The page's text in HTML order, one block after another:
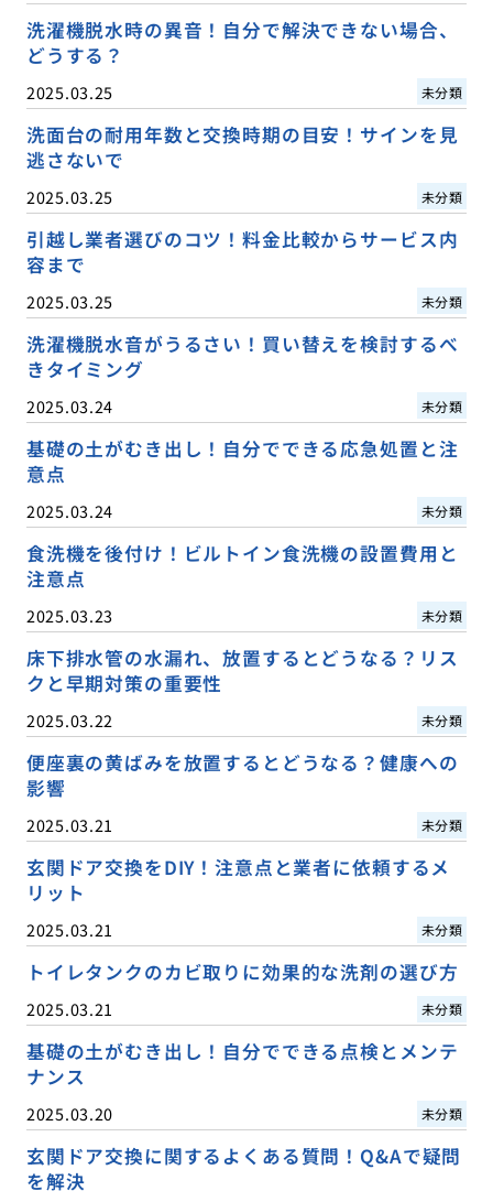
洗濯機脱水時の異音！自分で解決できない場合、
どうする？
2025.03.25 未分類
洗面台の耐用年数と交換時期の目安！サインを見
逃さないで
2025.03.25 未分類
引越し業者選びのコツ！料金比較からサービス内
容まで
2025.03.25 未分類
洗濯機脱水音がうるさい！買い替えを検討するべ
きタイミング
2025.03.24 未分類
基礎の土がむき出し！自分でできる応急処置と注
意点
2025.03.24 未分類
食洗機を後付け！ビルトイン食洗機の設置費用と
注意点
2025.03.23 未分類
床下排水管の水漏れ、放置するとどうなる？リス
クと早期対策の重要性
2025.03.22 未分類
便座裏の黄ばみを放置するとどうなる？健康への
影響
2025.03.21 未分類
玄関ドア交換をDIY！注意点と業者に依頼するメ
リット
2025.03.21 未分類
トイレタンクのカビ取りに効果的な洗剤の選び方
2025.03.21 未分類
基礎の土がむき出し！自分でできる点検とメンテ
ナンス
2025.03.20 未分類
玄関ドア交換に関するよくある質問！Q&Aで疑問
を解決